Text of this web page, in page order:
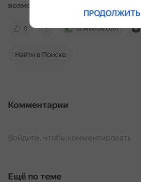
возможностей пользователя.
0 ru.wikihow.com
Найти в Поиске
Комментарии
Войдите, чтобы комментировать
Ещё по теме
ПРОДОЛЖИТЬ